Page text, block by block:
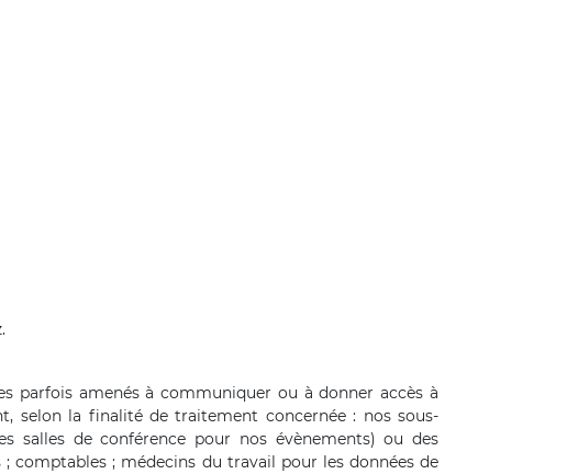
parfois amenés à communiquer ou à donner accès à
selon la finalité de traitement concernée : nos sous-
salles de conférence pour nos évènements) ou des
comptables ; médecins du travail pour les données de